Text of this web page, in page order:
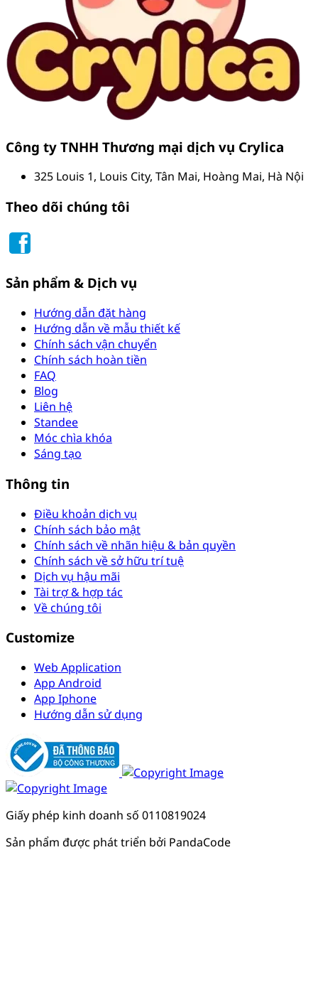
Công ty TNHH Thương mại dịch vụ Crylica
325 Louis 1, Louis City, Tân Mai, Hoàng Mai, Hà Nội
Theo dõi chúng tôi
Sản phẩm & Dịch vụ
Hướng dẫn đặt hàng
Hướng dẫn về mẫu thiết kế
Chính sách vận chuyển
Chính sách hoàn tiền
FAQ
Blog
Liên hệ
Standee
Móc chìa khóa
Sáng tạo
Thông tin
Điều khoản dịch vụ
Chính sách bảo mật
Chính sách về nhãn hiệu & bản quyền
Chính sách về sở hữu trí tuệ
Dịch vụ hậu mãi
Tài trợ & hợp tác
Về chúng tôi
Customize
Web Application
App Android
App Iphone
Hướng dẫn sử dụng
Giấy phép kinh doanh số 0110819024
Sản phẩm được phát triển bởi PandaCode